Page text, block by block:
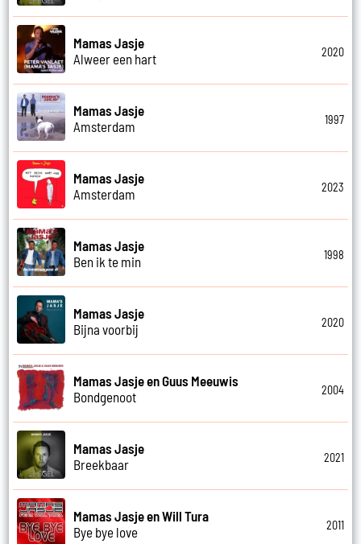
Mamas Jasje
Alweer een hart
2020
Mamas Jasje
Amsterdam
1997
Mamas Jasje
Amsterdam
2023
Mamas Jasje
Ben ik te min
1998
Mamas Jasje
Bijna voorbij
2020
Mamas Jasje en Guus Meeuwis
Bondgenoot
2004
Mamas Jasje
Breekbaar
2021
Mamas Jasje en Will Tura
Bye bye love
2011